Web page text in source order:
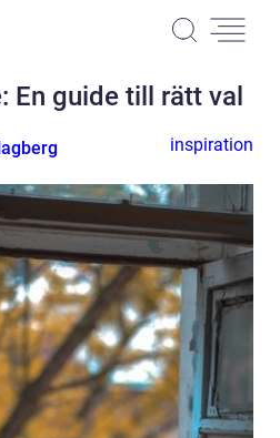
En guide till rätt val
inspiration